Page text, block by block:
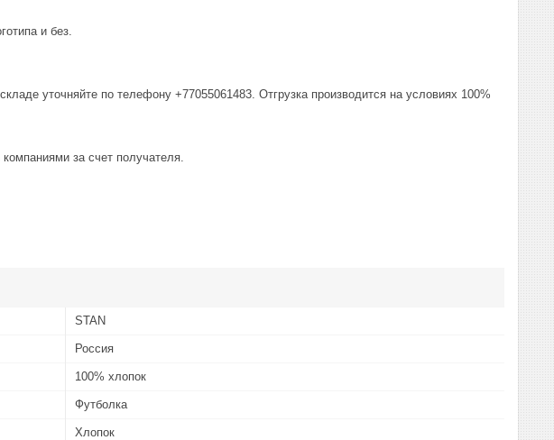
и без.
уточняйте по телефону +77055061483. Отгрузка производится на условиях 100%
за счет получателя.
STAN
Россия
100% хлопок
Футболка
Хлопок